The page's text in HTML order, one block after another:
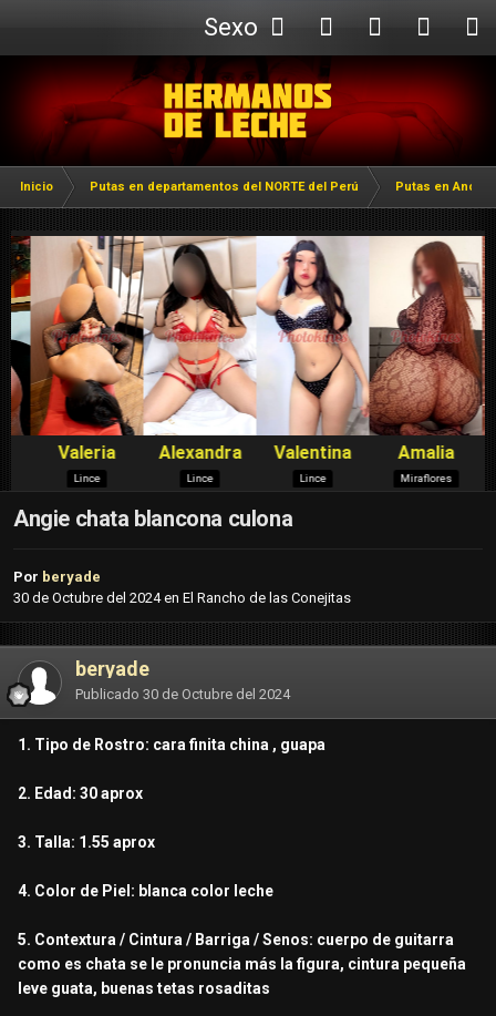
Sexo
Webcam
Inicio Putas en departamentos del NORTE del Perú Putas en
Angie chata blancona culona
Por beryade
30 de Octubre del 2024en El Rancho de las Conejitas
beryade
Publicado 30 de Octubre del 2024
1. Tipo de Rostro: cara finita china , guapa
2. Edad: 30 aprox
3. Talla: 1.55 aprox
4. Color de Piel: blanca color leche
5. Contextura / Cintura / Barriga / Senos: cuerpo de guitarra
como es chata se le pronuncia más la figura, cintura pequeña
leve guata, buenas tetas rosaditas